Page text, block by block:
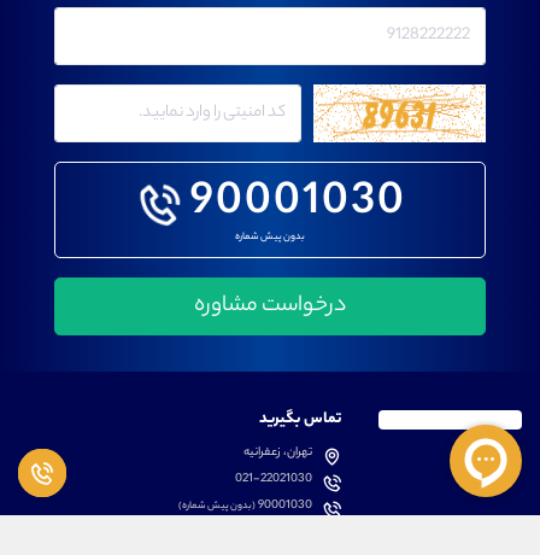
90001030
بدون پیش شماره
تماس بگیرید
تهران، زعفرانیه
021-22021030
90001030(بدون پیش شماره)